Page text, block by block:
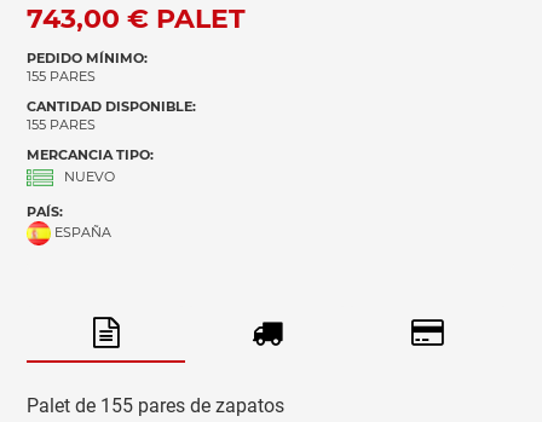
743,00 € PALET
PEDIDO MÍNIMO:
155 PARES
CANTIDAD DISPONIBLE:
155 PARES
MERCANCIA TIPO:
NUEVO
PAÍS:
ESPAÑA
Palet de 155 pares de zapatos